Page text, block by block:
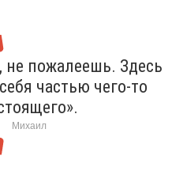
не пожалеешь. Здесь
частью чего-то
Михаил